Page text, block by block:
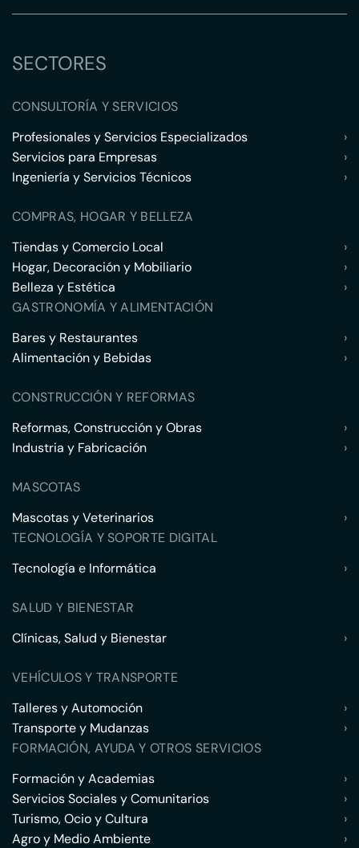
SECTORES
CONSULTORÍA Y SERVICIOS
Profesionales y Servicios Especializados
›
Servicios para Empresas
›
Ingeniería y Servicios Técnicos
›
COMPRAS, HOGAR Y BELLEZA
Tiendas y Comercio Local
›
Hogar, Decoración y Mobiliario
›
Belleza y Estética
›
GASTRONOMÍA Y ALIMENTACIÓN
Bares y Restaurantes
›
Alimentación y Bebidas
›
CONSTRUCCIÓN Y REFORMAS
Reformas, Construcción y Obras
›
Industria y Fabricación
›
MASCOTAS
Mascotas y Veterinarios
›
TECNOLOGÍA Y SOPORTE DIGITAL
Tecnología e Informática
›
SALUD Y BIENESTAR
Clínicas, Salud y Bienestar
›
VEHÍCULOS Y TRANSPORTE
Talleres y Automoción
›
Transporte y Mudanzas
›
FORMACIÓN, AYUDA Y OTROS SERVICIOS
Formación y Academias
›
Servicios Sociales y Comunitarios
›
Turismo, Ocio y Cultura
›
Agro y Medio Ambiente
›